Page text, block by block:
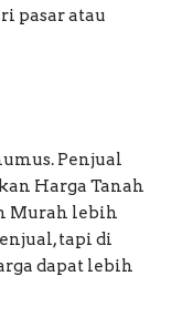
pasar atau
Penjual
Harga Tanah
Murah lebih
tapi di
dapat lebih